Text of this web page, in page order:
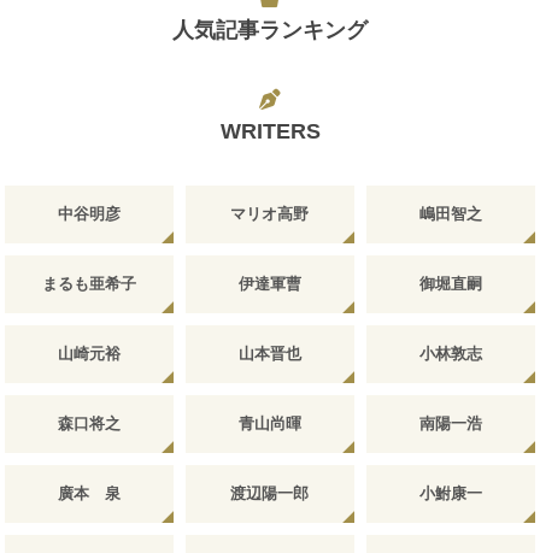
人気記事ランキング
WRITERS
中谷明彦 マリオ高野 嶋田智之
まるも亜希子 伊達軍曹 御堀直嗣
山崎元裕 山本晋也 小林敦志
森口将之 青山尚暉 南陽一浩
廣本 泉 渡辺陽一郎 小鮒康一